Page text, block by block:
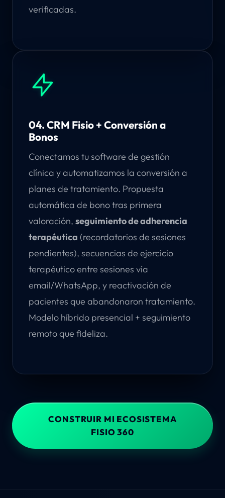
verificadas.
04. CRM Fisio + Conversión a
Bonos
Conectamos tu software de gestión
clínica y automatizamos la conversión a
planes de tratamiento. Propuesta
automática de bono tras primera
valoración, seguimiento de adherencia
terapéutica (recordatorios de sesiones
pendientes), secuencias de ejercicio
terapéutico entre sesiones vía
email/WhatsApp, y reactivación de
pacientes que abandonaron tratamiento.
Modelo híbrido presencial + seguimiento
remoto que fideliza.
CONSTRUIR MI ECOSISTEMA
FISIO 360